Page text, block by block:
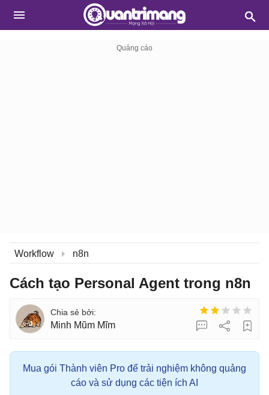
Workflow n8n
Cách tạo Personal Agent trong n8n
Minh Mũm Mĩm
Mua gói Thành viên Pro để trải nghiệm không quảng
cáo và sử dụng các tiện ích AI